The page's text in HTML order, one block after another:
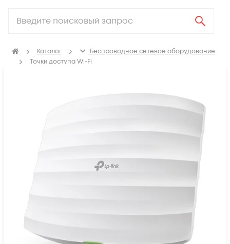
Каталог
Беспроводное сетевое оборудование
Точки доступа Wi-Fi